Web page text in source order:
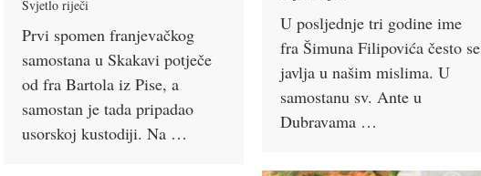
Svjetlo riječi
Prvi spomen franjevačkog
samostana u Skakavi potječe
od fra Bartola iz Pise, a
samostan je tada pripadao
usorskoj kustodiji. Na …
U posljednje tri godine ime
fra Šimuna Filipovića često se
javlja u našim mislima. U
samostanu sv. Ante u
Dubravama …